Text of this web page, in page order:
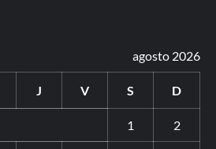
agosto 2026
J V S D
1 2